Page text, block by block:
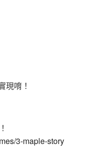
現唷！
3-maple-story